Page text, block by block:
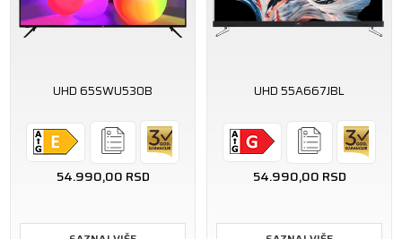
UHD 65SWU530B
54.990,00 RSD
UHD 55A667JBL
54.990,00 RSD